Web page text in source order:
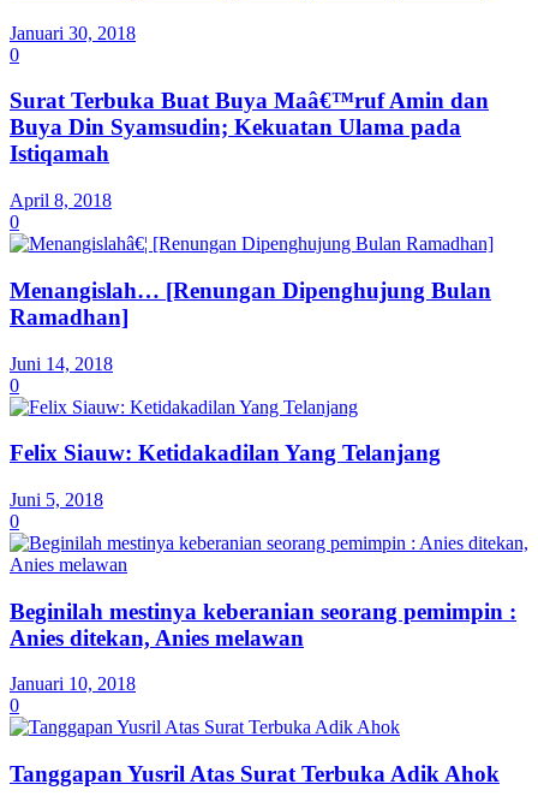
Januari 30, 2018
0
Surat Terbuka Buat Buya Maâ€™ruf Amin dan
Buya Din Syamsudin; Kekuatan Ulama pada
Istiqamah
April 8, 2018
0
Menangislah… [Renungan Dipenghujung Bulan
Ramadhan]
Juni 14, 2018
0
Felix Siauw: Ketidakadilan Yang Telanjang
Juni 5, 2018
0
Beginilah mestinya keberanian seorang pemimpin :
Anies ditekan, Anies melawan
Januari 10, 2018
0
Tanggapan Yusril Atas Surat Terbuka Adik Ahok